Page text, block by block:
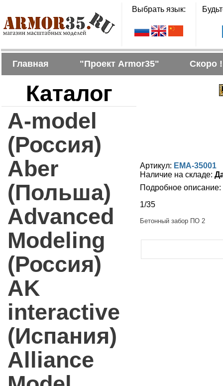
Выбрать язык:
Главная "Проект Armor35" Скоро !
Каталог
A-model
(Россия)
Aber
(Польша)
Advanced
Modeling
(Россия)
AK
interactive
(Испания)
Alliance
Артикул: EMA-35001
Наличие на складе:
Подробное описание:
1/35
Бетонный забор ПО 2